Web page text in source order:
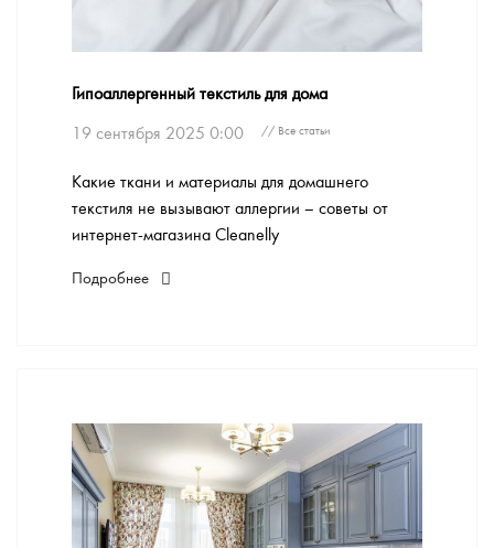
Гипоаллергенный текстиль для дома
19 сентября 2025 0:00
// Все статьи
Какие ткани и материалы для домашнего
текстиля не вызывают аллергии – советы от
интернет-магазина Cleanelly
Подробнее